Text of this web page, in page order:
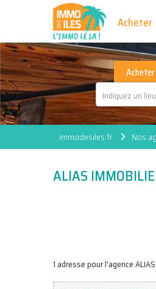
Acheter
Acheter
Immodesiles.fr Nos
ALIAS
1 adresse pour l'agence